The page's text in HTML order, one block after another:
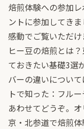
焙煎体験への参加
ントに参加してき
感動でご覧いただ
ヒー豆の焙煎とは
ておきたい基礎3選
バーの違いについて
トで知った：フル
あわせてどうぞ。
京・北参道で焙煎